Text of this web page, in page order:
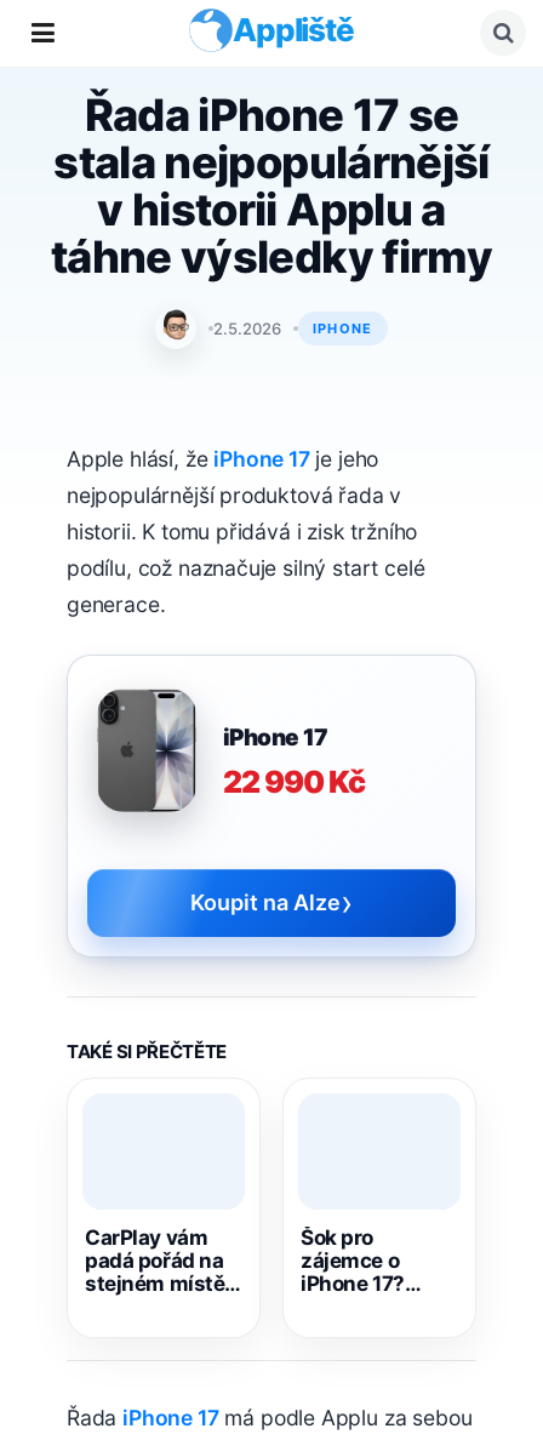
Appliště
Řada iPhone 17 se
stala nejpopulárnější
v historii Applu a
táhne výsledky firmy
Jan Holeš
2.5.2026 IPHONE
Apple hlásí, že iPhone 17je jeho
nejpopulárnější produktová řada v
historii. K tomu přidává i zisk tržního
podílu, což naznačuje silný start celé
generace.
iPhone 17
22 990 Kč
Koupit na Alze›
TAKÉ SI PŘEČTĚTE
CarPlay vám
padá pořád na
stejném místě?
Šok pro
zájemce o
iPhone 17?
Řada iPhone 17má podle Applu za sebou